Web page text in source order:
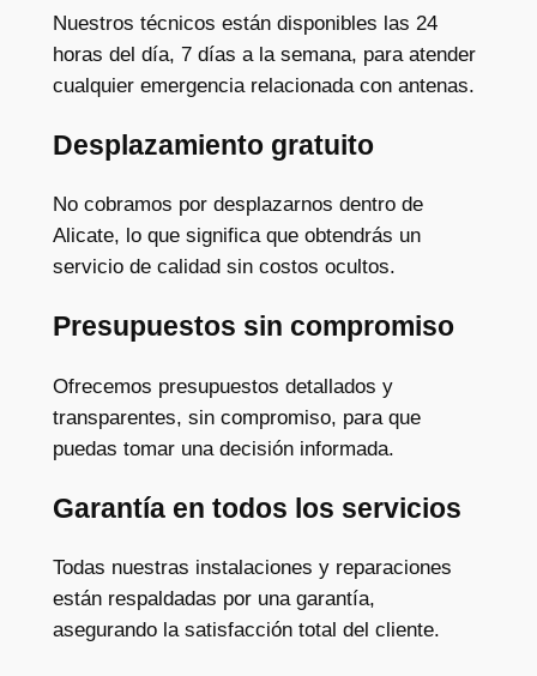
Nuestros técnicos están disponibles las 24
horas del día, 7 días a la semana, para atender
cualquier emergencia relacionada con antenas.
Desplazamiento gratuito
No cobramos por desplazarnos dentro de
Alicate, lo que significa que obtendrás un
servicio de calidad sin costos ocultos.
Presupuestos sin compromiso
Ofrecemos presupuestos detallados y
transparentes, sin compromiso, para que
puedas tomar una decisión informada.
Garantía en todos los servicios
Todas nuestras instalaciones y reparaciones
están respaldadas por una garantía,
asegurando la satisfacción total del cliente.